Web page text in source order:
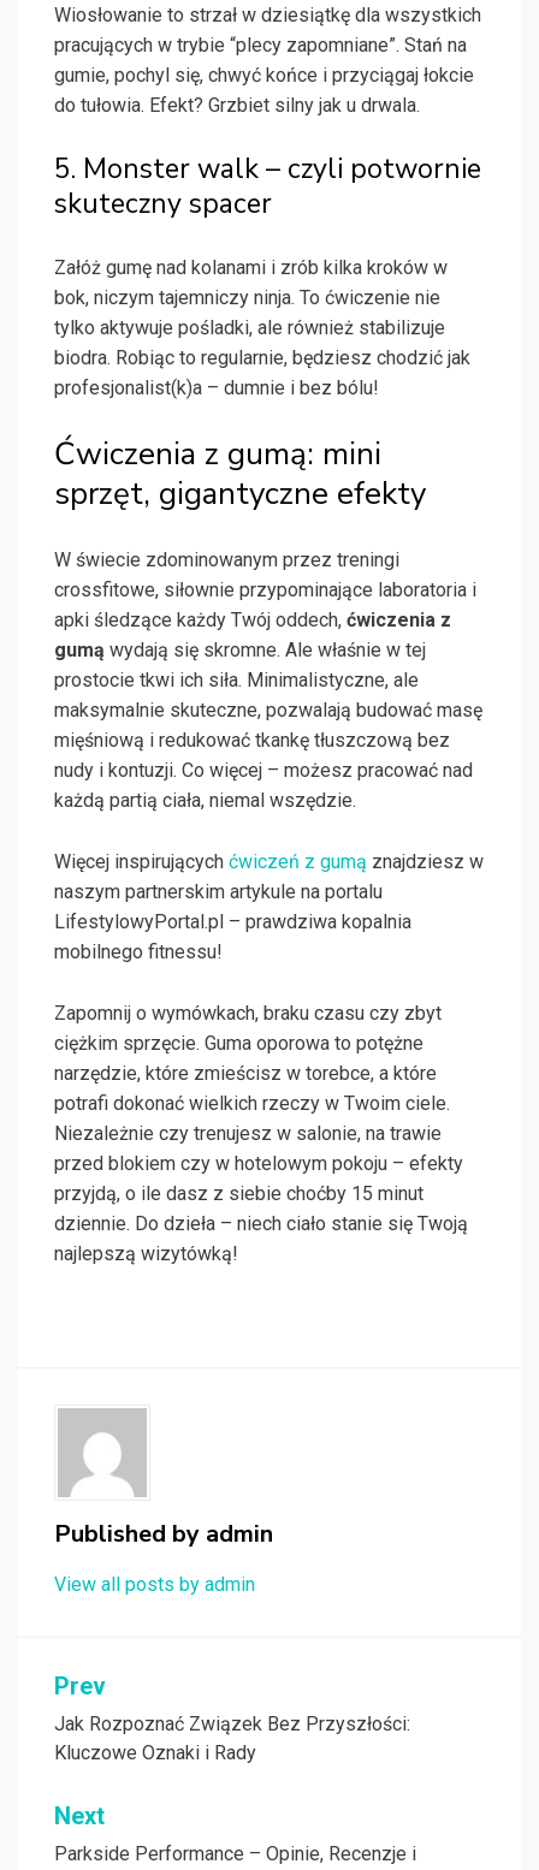
Wiosłowanie to strzał w dziesiątkę dla wszystkich
pracujących w trybie “plecy zapomniane”. Stań na
gumie, pochyl się, chwyć końce i przyciągaj łokcie
do tułowia. Efekt? Grzbiet silny jak u drwala.
5. Monster walk – czyli potwornie
skuteczny spacer
Załóż gumę nad kolanami i zrób kilka kroków w
bok, niczym tajemniczy ninja. To ćwiczenie nie
tylko aktywuje pośladki, ale również stabilizuje
biodra. Robiąc to regularnie, będziesz chodzić jak
profesjonalist(k)a – dumnie i bez bólu!
Ćwiczenia z gumą: mini
sprzęt, gigantyczne efekty
W świecie zdominowanym przez treningi
crossfitowe, siłownie przypominające laboratoria i
apki śledzące każdy Twój oddech, ćwiczenia z
gumą wydają się skromne. Ale właśnie w tej
prostocie tkwi ich siła. Minimalistyczne, ale
maksymalnie skuteczne, pozwalają budować masę
mięśniową i redukować tkankę tłuszczową bez
nudy i kontuzji. Co więcej – możesz pracować nad
każdą partią ciała, niemal wszędzie.
Więcej inspirujących ćwiczeń z gumą znajdziesz w
naszym partnerskim artykule na portalu
LifestylowyPortal.pl – prawdziwa kopalnia
mobilnego fitnessu!
Zapomnij o wymówkach, braku czasu czy zbyt
ciężkim sprzęcie. Guma oporowa to potężne
narzędzie, które zmieścisz w torebce, a które
potrafi dokonać wielkich rzeczy w Twoim ciele.
Niezależnie czy trenujesz w salonie, na trawie
przed blokiem czy w hotelowym pokoju – efekty
przyjdą, o ile dasz z siebie choćby 15 minut
dziennie. Do dzieła – niech ciało stanie się Twoją
najlepszą wizytówką!
Published by admin
View all posts by admin
Nawigacja
wpisu
Prev
Jak Rozpoznać Związek Bez Przyszłości:
Kluczowe Oznaki i Rady
Next
Parkside Performance – Opinie, Recenzje i